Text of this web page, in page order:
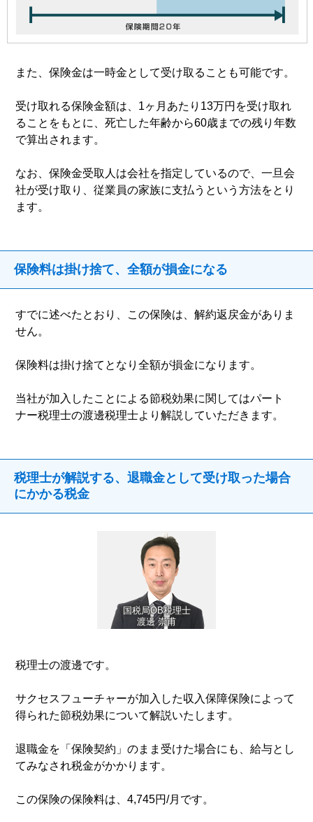
また、保険金は一時金として受け取ることも可能です。
受け取れる保険金額は、1ヶ月あたり13万円を受け取れ
ることをもとに、死亡した年齢から60歳までの残り年数
で算出されます。
なお、保険金受取人は会社を指定しているので、一旦会
社が受け取り、従業員の家族に支払うという方法をとり
ます。
保険料は掛け捨て、全額が損金になる
すでに述べたとおり、この保険は、解約返戻金がありま
せん。
保険料は掛け捨てとなり全額が損金になります。
当社が加入したことによる節税効果に関してはパート
ナー税理士の渡邊税理士より解説していただきます。
税理士が解説する、退職金として受け取った場合
にかかる税金
国税局OB税理士
渡邊 崇甫
税理士の渡邊です。
サクセスフューチャーが加入した収入保障保険によって
得られた節税効果について解説いたします。
退職金を「保険契約」のまま受けた場合にも、給与とし
てみなされ税金がかかります。
この保険の保険料は、4,745円/月です。